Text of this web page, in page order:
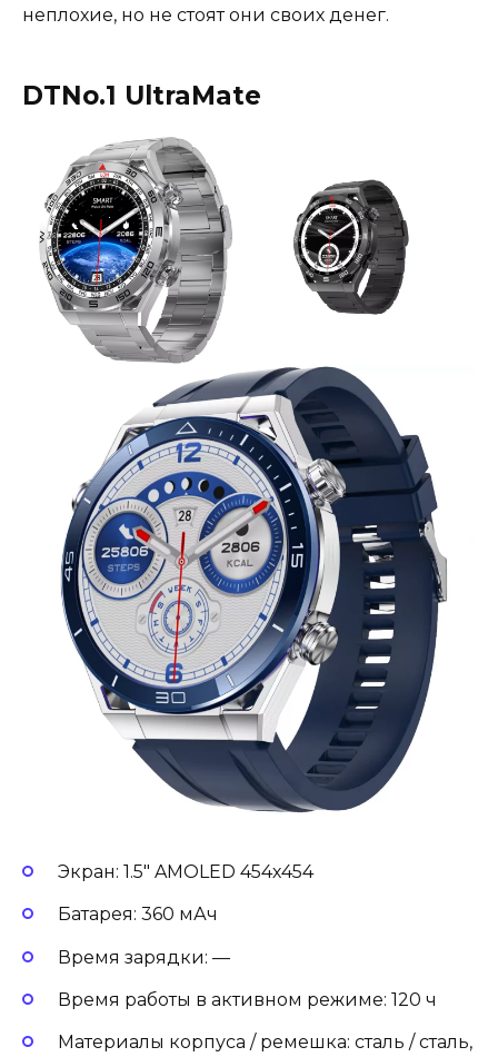
неплохие, но не стоят они своих денег.
DTNo.1 UltraMate
Экран: 1.5″ AMOLED 454х454
Батарея: 360 мАч
Время зарядки: —
Время работы в активном режиме: 120 ч
Материалы корпуса / ремешка: сталь / сталь,